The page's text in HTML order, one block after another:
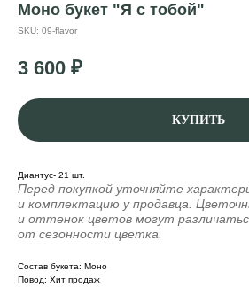
Моно букет "Я с тобой"
SKU: 09-flavor
3 600 ₽
КУПИТЬ
Диантус- 21 шт.
Перед покупкой уточняйте
и комплектацию у продавца.
и оттенок цветов могут
от сезонности цветка.
Состав букета: Моно
Повод: Хит продаж